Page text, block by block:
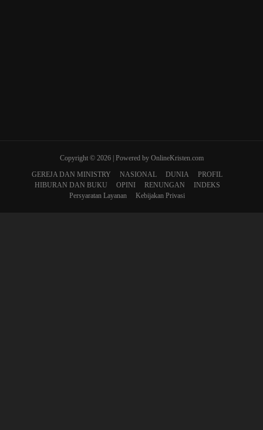
Copyright © 2026 | Powered by OnlineKristen.com
GEREJA DAN MINISTRY
NASIONAL DUNIA
PROFIL
HIBURAN DAN BUKU
OPINI RENUNGAN
INDEKS
Persyaratan Layanan
Kebijakan Privasi